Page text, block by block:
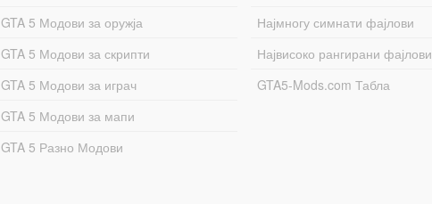
GTA 5 Модови за оружја
GTA 5 Модови за скрипти
GTA 5 Модови за играч
GTA 5 Модови за мапи
GTA 5 Разно Модови
Најмногу симнати фајлови
Највисоко рангирани фајлови
GTA5-Mods.com Табла